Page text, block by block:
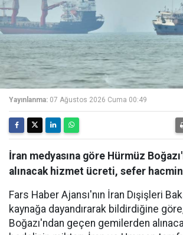
Yayınlanma: 07 Ağustos 2026 Cuma 00:49
İran medyasına göre Hürmüz
alınacak hizmet ücreti, sefer
Fars Haber Ajansı'nın İran Dışişleri
kaynağa dayandırarak bildirdiğine
Boğazı'ndan geçen gemilerden